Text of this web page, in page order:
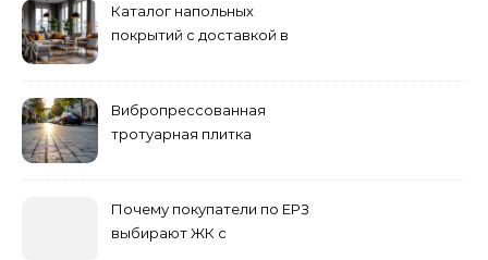
Каталог напольных
покрытий с доставкой в
Вибропрессованная
тротуарная плитка
Почему покупатели по ЕРЗ
выбирают ЖК с